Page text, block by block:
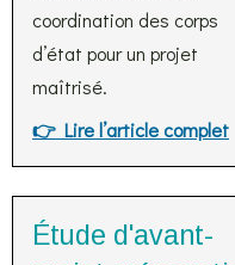
coordination des corps
d’état pour un projet
maîtrisé.
👉 Lire l’article complet
Étude d'avant-